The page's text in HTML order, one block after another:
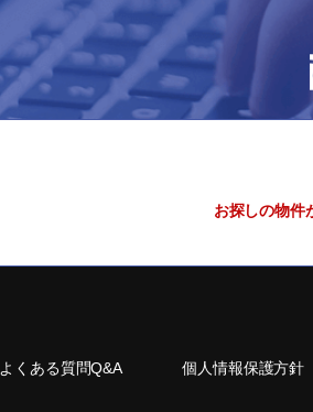
お探しの物件
よくある質問Q&A 個人情報保護方針